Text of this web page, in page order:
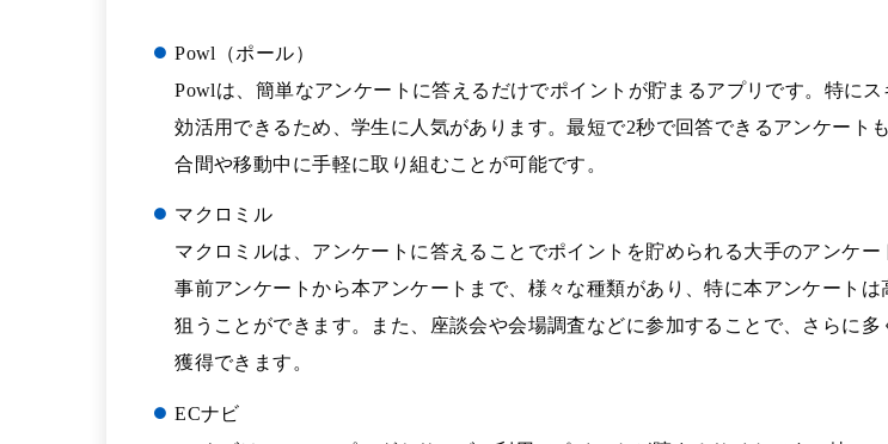
Powl（ポール）
Powlは、簡単なアンケートに答えるだけでポイントが貯まるアプリです。特に
効活用できるため、学生に人気があります。最短で2秒で回答できるアンケート
合間や移動中に手軽に取り組むことが可能です。
マクロミル
マクロミルは、アンケートに答えることでポイントを貯められる大手のアンケー
事前アンケートから本アンケートまで、様々な種類があり、特に本アンケートは
狙うことができます。また、座談会や会場調査などに参加することで、さらに多
獲得できます。
ECナビ